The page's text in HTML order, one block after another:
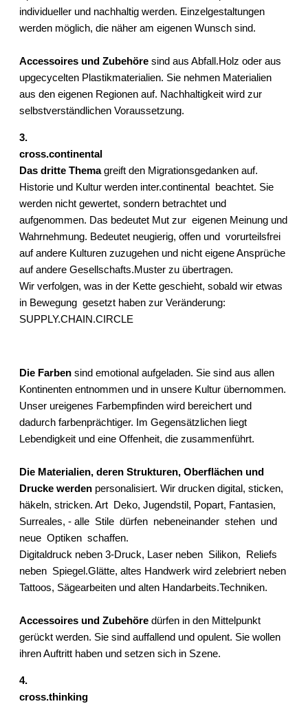
individueller und nachhaltig werden. Einzelgestaltungen
werden möglich, die näher am eigenen Wunsch sind.
Accessoires und Zubehöre sind aus Abfall.Holz oder aus
upgecycelten Plastikmaterialien. Sie nehmen Materialien
aus den eigenen Regionen auf. Nachhaltigkeit wird zur
selbstverständlichen Voraussetzung.
3.
cross.continental
Das dritte Themagreift den Migrationsgedanken auf.
Historie und Kultur werden inter.continental beachtet. Sie
werden nicht gewertet, sondern betrachtet und
aufgenommen. Das bedeutet Mut zur eigenen Meinung und
Wahrnehmung. Bedeutet neugierig, offen und vorurteilsfrei
auf andere Kulturen zuzugehen und nicht eigene Ansprüche
auf andere Gesellschafts.Muster zu übertragen.
Wir verfolgen, was in der Kette geschieht, sobald wir etwas
in Bewegung gesetzt haben zur Veränderung:
SUPPLY.CHAIN.CIRCLE
Die Farben sind emotional aufgeladen. Sie sind aus allen
Kontinenten entnommen und in unsere Kultur übernommen.
Unser ureigenes Farbempfinden wird bereichert und
dadurch farbenprächtiger. Im Gegensätzlichen liegt
Lebendigkeit und eine Offenheit, die zusammenführt.
Die Materialien, deren Strukturen, Oberflächen und
Drucke werden personalisiert. Wir drucken digital, sticken,
häkeln, stricken. Art Deko, Jugendstil, Popart, Fantasien,
Surreales, - alle Stile dürfen nebeneinander stehen und
neue Optiken schaffen.
Digitaldruck neben 3-Druck, Laser neben Silikon, Reliefs
neben Spiegel.Glätte, altes Handwerk wird zelebriert neben
Tattoos, Sägearbeiten und alten Handarbeits.Techniken.
Accessoires und Zubehöre dürfen in den Mittelpunkt
gerückt werden. Sie sind auffallend und opulent. Sie wollen
ihren Auftritt haben und setzen sich in Szene.
4.
cross.thinking